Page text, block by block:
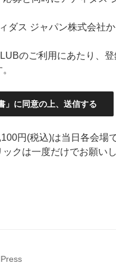
ダス ジャパン株式会社
のご利用にあたり、
円(税込)は当日各会場
ックは一度だけでお願いし